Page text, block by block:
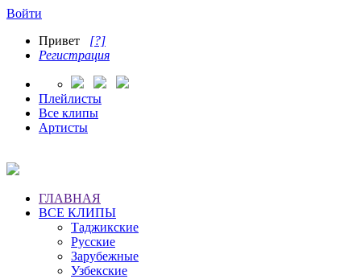
Войти
Привет [?]
Регистрация
Плейлисты
Все клипы
Артисты
ГЛАВНАЯ
ВСЕ КЛИПЫ
Таджикские
Русские
Зарубежные
Узбекские